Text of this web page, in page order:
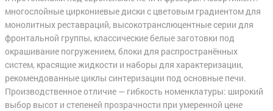
многослойные циркониевые диски с цветовым градиентом для
монолитных реставраций, высокотранслюцентные серии для
фронтальной группы, классические белые заготовки под
окрашивание погружением, блоки для распространённых
систем, красящие жидкости и наборы для характеризации,
рекомендованные циклы синтеризации под основные печи.
Производственное отличие — гибкость номенклатуры: широкий
выбор высот и степеней прозрачности при умеренной цене